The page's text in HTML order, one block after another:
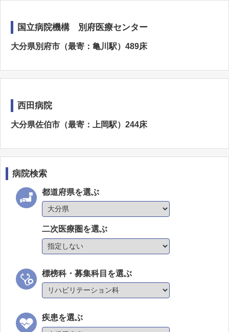
国立病院機構 別府医療センター
大分県別府市（最寄：亀川駅）489床
西田病院
大分県佐伯市（最寄：上岡駅）244床
病院検索
都道府県を選ぶ
二次医療圏を選ぶ
標榜科・募集科目を選ぶ
疾患を選ぶ